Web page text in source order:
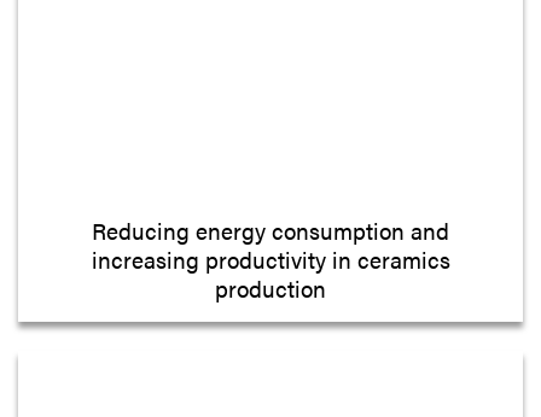
Reducing energy consumption and
increasing productivity in ceramics
production